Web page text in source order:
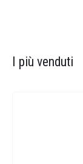
I più venduti